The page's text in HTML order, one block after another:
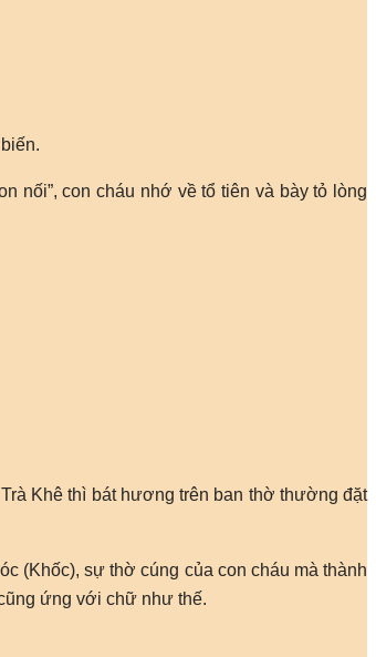
nối”, con cháu nhớ về tổ tiên và bày tỏ lòng
Khê thì bát hương trên ban thờ thường đặt
(Khốc), sự thờ cúng của con cháu mà thành
ứng với chữ như thế.